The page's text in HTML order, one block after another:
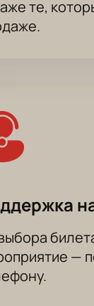
можно через
те,
—